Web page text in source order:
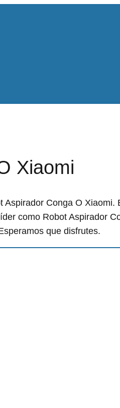
Xiaomi
Conga O
como Robot Aspirador
que disfrutes.